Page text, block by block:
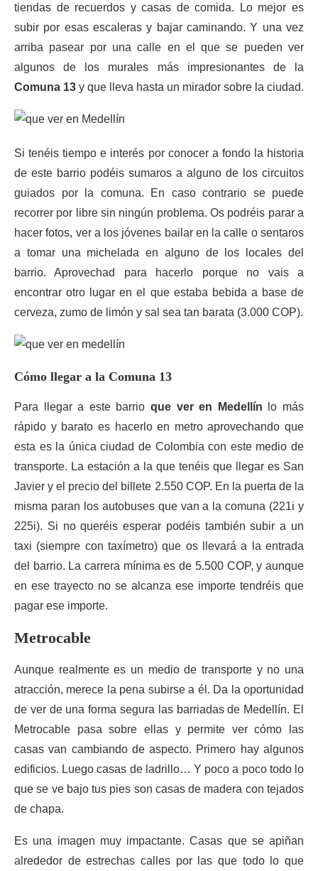
tiendas de recuerdos y casas de comida. Lo mejor es
subir por esas escaleras y bajar caminando. Y una vez
arriba pasear por una calle en el que se pueden ver
algunos de los murales más impresionantes de la
Comuna 13 y que lleva hasta un mirador sobre la ciudad.
Si tenéis tiempo e interés por conocer a fondo la historia
de este barrio podéis sumaros a alguno de los circuitos
guiados por la comuna. En caso contrario se puede
recorrer por libre sin ningún problema. Os podréis parar a
hacer fotos, ver a los jóvenes bailar en la calle o sentaros
a tomar una michelada en alguno de los locales del
barrio. Aprovechad para hacerlo porque no vais a
encontrar otro lugar en el que estaba bebida a base de
cerveza, zumo de limón y sal sea tan barata (3.000 COP).
Cómo llegar a la Comuna 13
Para llegar a este barrio que ver en Medellín lo más
rápido y barato es hacerlo en metro aprovechando que
esta es la única ciudad de Colombia con este medio de
transporte. La estación a la que tenéis que llegar es San
Javier y el precio del billete 2.550 COP. En la puerta de la
misma paran los autobuses que van a la comuna (221i y
225i). Si no queréis esperar podéis también subir a un
taxi (siempre con taxímetro) que os llevará a la entrada
del barrio. La carrera mínima es de 5.500 COP, y aunque
en ese trayecto no se alcanza ese importe tendréis que
pagar ese importe.
Metrocable
Aunque realmente es un medio de transporte y no una
atracción, merece la pena subirse a él. Da la oportunidad
de ver de una forma segura las barriadas de Medellín. El
Metrocable pasa sobre ellas y permite ver cómo las
casas van cambiando de aspecto. Primero hay algunos
edificios. Luego casas de ladrillo… Y poco a poco todo lo
que se ve bajo tus pies son casas de madera con tejados
de chapa.
Es una imagen muy impactante. Casas que se apiñan
alrededor de estrechas calles por las que todo lo que